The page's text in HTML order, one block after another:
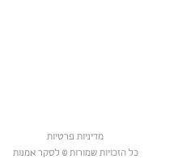
מדיניות פרטיות
כל הזכויות שמורות © לסקר אמנות